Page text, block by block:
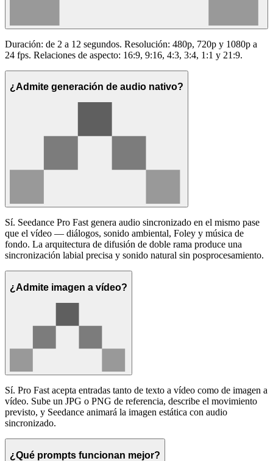
Duración: de 2 a 12 segundos. Resolución: 480p, 720p y 1080p a
24 fps. Relaciones de aspecto: 16:9, 9:16, 4:3, 3:4, 1:1 y 21:9.
¿Admite generación de audio nativo?
Sí. Seedance Pro Fast genera audio sincronizado en el mismo pase
que el vídeo — diálogos, sonido ambiental, Foley y música de
fondo. La arquitectura de difusión de doble rama produce una
sincronización labial precisa y sonido natural sin posprocesamiento.
¿Admite imagen a vídeo?
Sí. Pro Fast acepta entradas tanto de texto a vídeo como de imagen a
vídeo. Sube un JPG o PNG de referencia, describe el movimiento
previsto, y Seedance animará la imagen estática con audio
sincronizado.
¿Qué prompts funcionan mejor?